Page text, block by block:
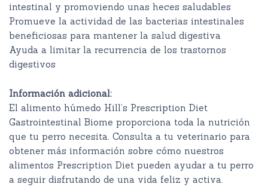
intestinal y promoviendo unas heces saludables
Promueve la actividad de las bacterias intestinales
beneficiosas para mantener la salud digestiva
Ayuda a limitar la recurrencia de los trastornos
digestivos
Información adicional:
El alimento húmedo Hill’s Prescription Diet
Gastrointestinal Biome proporciona toda la nutrición
que tu perro necesita. Consulta a tu veterinario para
obtener más información sobre cómo nuestros
alimentos Prescription Diet pueden ayudar a tu perro
a seguir disfrutando de una vida feliz y activa.